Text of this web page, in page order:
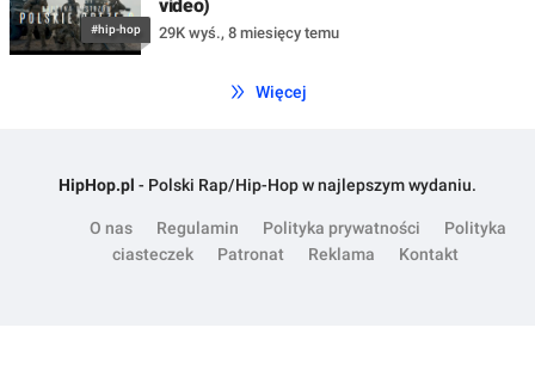
#hip-hop
video)
29K wyś., 8 miesięcy temu
Więcej
HipHop.pl - Polski Rap/Hip-Hop w najlepszym wydaniu.
O nas Regulamin Polityka prywatności
Polityka
ciasteczek
Patronat Reklama Kontakt